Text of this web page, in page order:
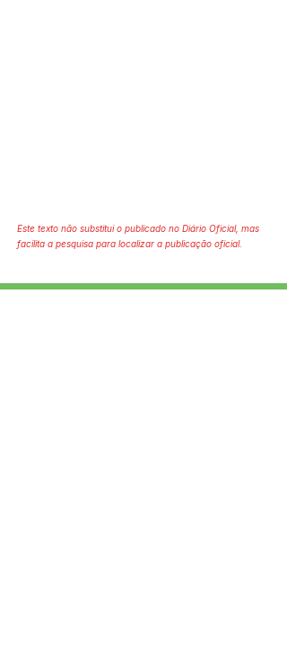
Este texto não substitui o publicado no Diário Oficial, mas
facilita a pesquisa para localizar a publicação oficial.